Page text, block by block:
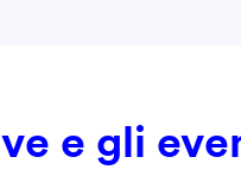
e gli